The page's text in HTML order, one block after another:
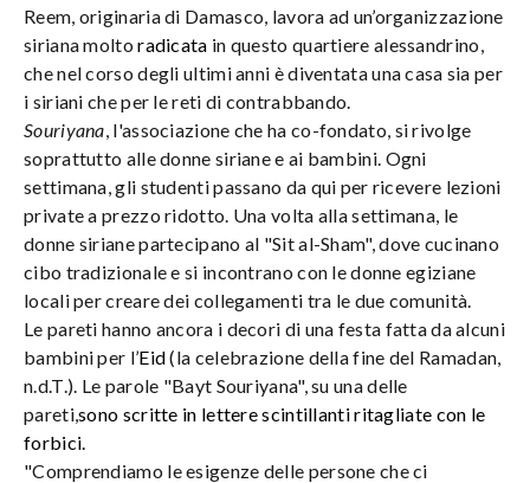
Reem, originaria di Damasco, lavora ad un’organizzazione
siriana moltoradicata in questo quartiere alessandrino,
che nel corso degli ultimi anni è diventata una casa sia per
i siriani che per le reti di contrabbando.
Souriyana, l'associazione che ha co-fondato, si rivolge
soprattutto alle donne siriane e ai bambini. Ogni
settimana, gli studenti passano da qui per ricevere lezioni
private a prezzo ridotto. Una volta alla settimana, le
donne siriane partecipano al "Sit al-Sham", dove cucinano
cibo tradizionale e si incontrano con le donne egiziane
locali per creare dei collegamenti tra le due comunità.
Le pareti hanno ancora i decori di una festa fatta da alcuni
bambini per l’Eid(la celebrazione della fine del Ramadan,
n.d.T.). Le parole "Bayt Souriyana", su una delle
pareti,sono scritte in lettere scintillanti ritagliate con le
forbici.
"Comprendiamo le esigenze delle persone che ci